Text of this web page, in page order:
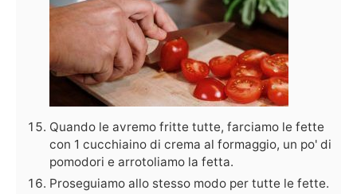
Quando le avremo fritte tutte, farciamo le fette
con 1 cucchiaino di crema al formaggio, un po' di
pomodori e arrotoliamo la fetta.
Proseguiamo allo stesso modo per tutte le fette.